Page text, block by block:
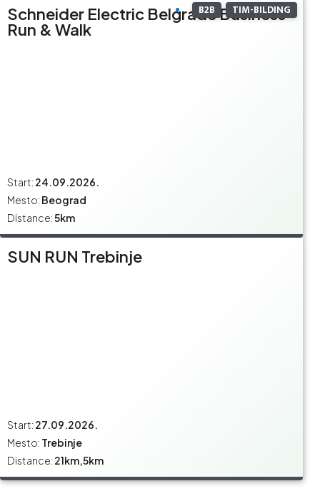
B2B TIM-BILDING
Schneider Electric Belgrade Business
Run & Walk
Start: 24.09.2026.
Mesto: Beograd
Distance:5km
SUN RUN Trebinje
Start: 27.09.2026.
Mesto: Trebinje
Distance: 21km,5km